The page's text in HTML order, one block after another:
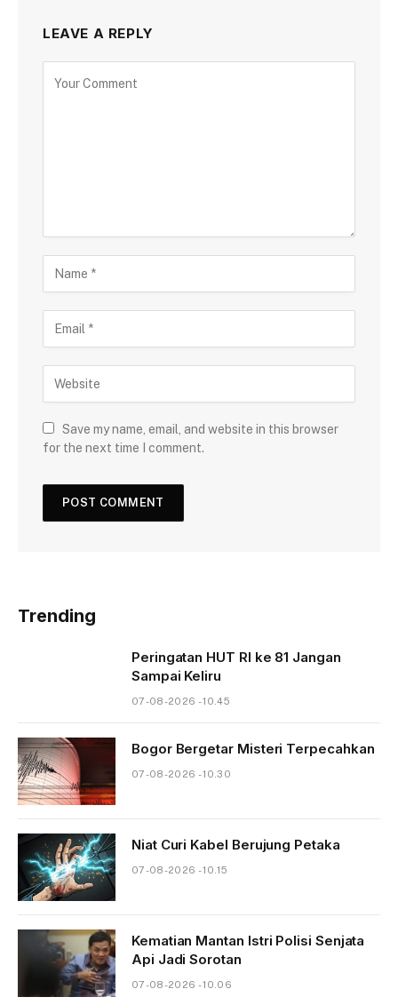
LEAVE A REPLY
Save my name, email, and website in this browser
for the next time I comment.
Trending
Peringatan HUT RI ke 81 Jangan
Sampai Keliru
07-08-2026 - 10.45
Bogor Bergetar Misteri Terpecahkan
07-08-2026 - 10.30
Niat Curi Kabel Berujung Petaka
07-08-2026 - 10.15
Kematian Mantan Istri Polisi Senjata
Api Jadi Sorotan
07-08-2026 - 10.06